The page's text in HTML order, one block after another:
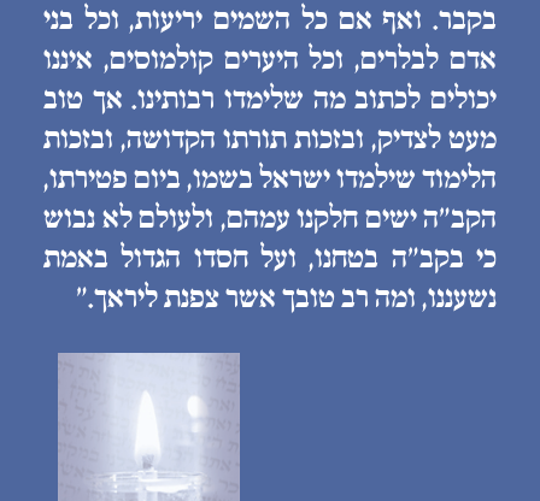
בקבר. ואף אם כל השמים יריעות, וכל בני
אדם לבלרים, וכל היערים קולמוסים, איננו
יכולים לכתוב מה שלימדו רבותינו. אך טוב
מעט לצדיק, ובזכות תורתו הקדושה, ובזכות
הלימוד שילמדו ישראל בשמו, ביום פטירתו,
הקב״ה ישים חלקנו עמהם, ולעולם לא נבוש
כי בקב״ה בטחנו, ועל חסדו הגדול באמת
נשעננו, ומה רב טובך אשר צפנת ליראך.״